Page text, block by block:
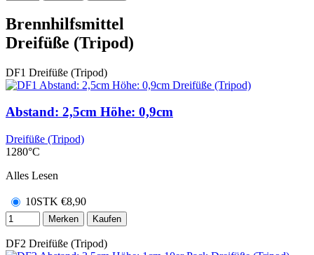
Brennhilfsmittel
Dreifüße (Tripod)
DF1 Dreifüße (Tripod)
Abstand: 2,5cm Höhe: 0,9cm
Dreifüße (Tripod)
1280°C
Alles Lesen
10STK €8,90
Merken Kaufen
DF2 Dreifüße (Tripod)